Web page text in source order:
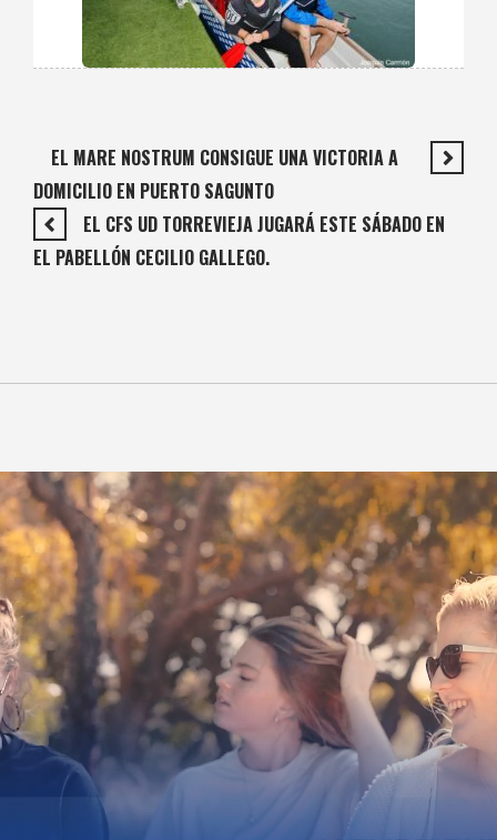
EL MARE NOSTRUM CONSIGUE UNA VICTORIA A
DOMICILIO EN PUERTO SAGUNTO
EL CFS UD TORREVIEJA JUGARÁ ESTE SÁBADO EN
EL PABELLÓN CECILIO GALLEGO.